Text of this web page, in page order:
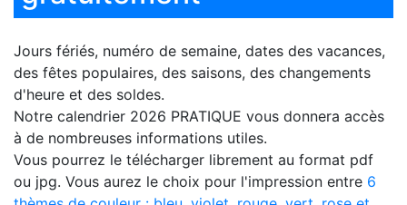
Jours fériés, numéro de semaine, dates des vacances,
des fêtes populaires, des saisons, des changements
d'heure et des soldes.
Notre calendrier 2026 PRATIQUE vous donnera accès
à de nombreuses informations utiles.
Vous pourrez le télécharger librement au format pdf
ou jpg. Vous aurez le choix pour l'impression entre 6